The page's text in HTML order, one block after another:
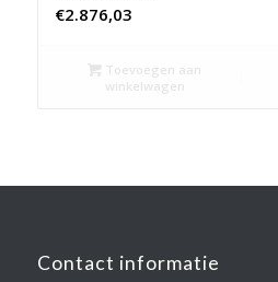
€2.876,03
Toevoegen aan
winkelwagen
Contact informatie